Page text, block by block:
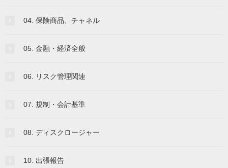
04. 保険商品、チャネル
05. 金融・経済全般
06. リスク管理関連
07. 規制・会計基準
08. ディスクロージャー
10. 出張報告